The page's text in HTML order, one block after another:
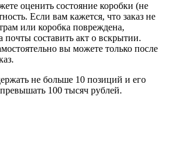
оценить состояние коробки (не
Если вам кажется, что заказ не
или коробка повреждена,
почты составить акт о вскрытии.
вы можете только после
не больше 10 позиций и его
100 тысяч рублей.